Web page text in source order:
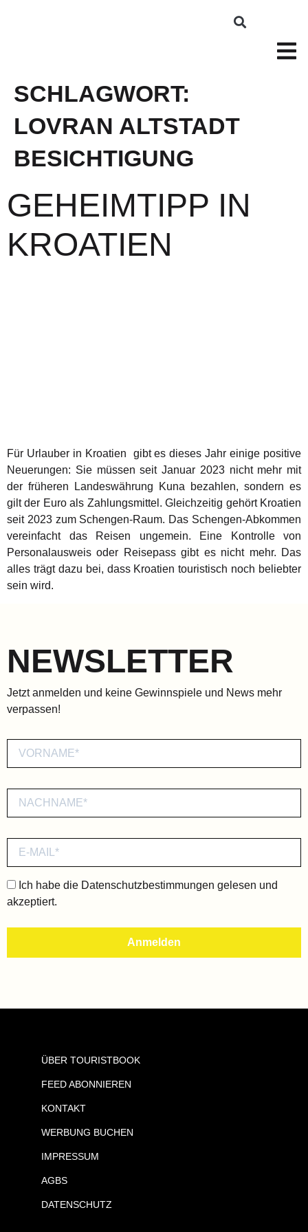
SCHLAGWORT:
LOVRAN ALTSTADT
BESICHTIGUNG
GEHEIMTIPP IN
KROATIEN
Für Urlauber in Kroatien gibt es dieses Jahr einige positive
Neuerungen: Sie müssen seit Januar 2023 nicht mehr mit
der früheren Landeswährung Kuna bezahlen, sondern es
gilt der Euro als Zahlungsmittel. Gleichzeitig gehört Kroatien
seit 2023 zum Schengen-Raum. Das Schengen-Abkommen
vereinfacht das Reisen ungemein. Eine Kontrolle von
Personalausweis oder Reisepass gibt es nicht mehr. Das
alles trägt dazu bei, dass Kroatien touristisch noch beliebter
sein wird.
NEWSLETTER
Jetzt anmelden und keine Gewinnspiele und News mehr
verpassen!
Ich habe die Datenschutzbestimmungen gelesen und
akzeptiert.
ÜBER TOURISTBOOK
FEED ABONNIEREN
KONTAKT
WERBUNG BUCHEN
IMPRESSUM
AGBS
DATENSCHUTZ